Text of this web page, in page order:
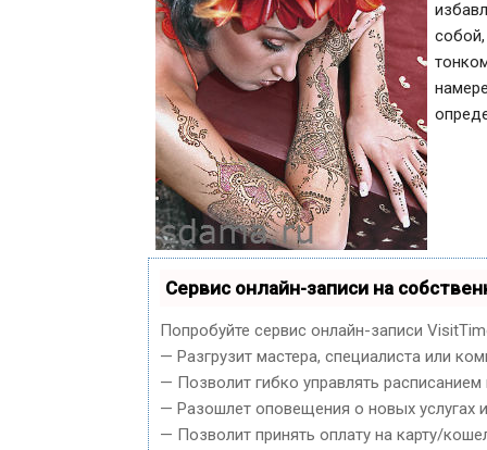
Сервис онлайн-записи на
Попробуйте сервис онлайн-записи
— Разгрузит мастера, специалиста или
— Позволит гибко управлять расписанием
— Разошлет оповещения о новых услугах
— Позволит принять оплату на карту/